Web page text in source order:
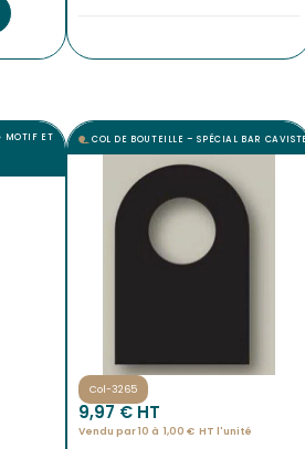
MOTIF ET COL DE BOUTEILLE – SPÉCIAL BAR
Col-3265
9,97€ HT
Vendu par 10 à 1,00 € HT l'unité